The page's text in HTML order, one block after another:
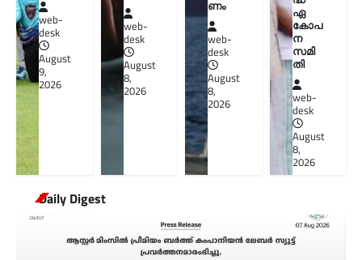
web-
desk
August
9,
2026
web-
desk
August
8,
2026
ണം
web-
desk
August
8,
2026
ഏ
കോപ
ന
സമി
തി
web-
desk
August
8,
2026
Daily Digest